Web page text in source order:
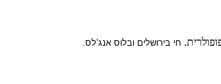
חי בירושלים ובלוס אנג’לס.